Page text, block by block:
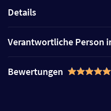
Details
Verantwortliche Person
Bewertungen